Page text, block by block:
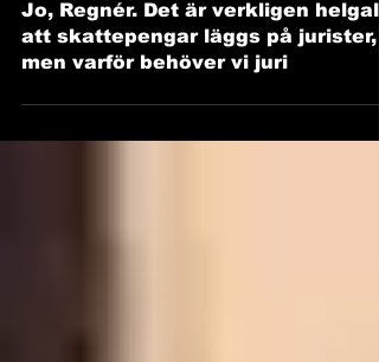
Jo, Regnér. Det är verkligen
att skattepengar läggs på jurister,
men varför behöver vi juri